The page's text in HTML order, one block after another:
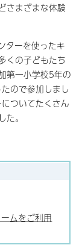
さまざまな体験
ターを使ったキ
くの子どもたち
第一小学校5年の
ので参加しまし
ついてたくさん
。
ムをご利用